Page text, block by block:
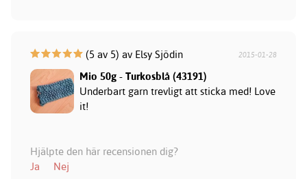
(5 av 5) av Elsy Sjödin 2015-01-28
Mio 50g - Turkosblå (43191)
Underbart garn trevligt att sticka med! Love
it!
Hjälpte den här recensionen dig?
Ja
Nej